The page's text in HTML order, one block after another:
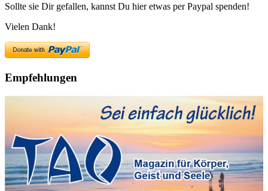
Sollte sie Dir gefallen, kannst Du hier etwas per Paypal spenden!
Vielen Dank!
Empfehlungen